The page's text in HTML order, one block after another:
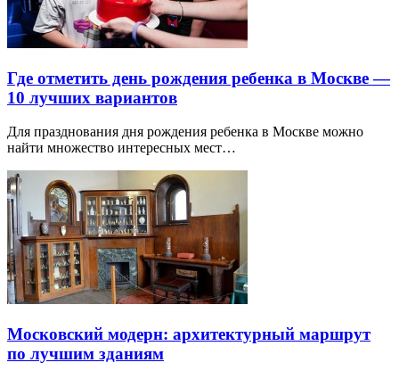
Где отметить день рождения ребенка в Москве —
10 лучших вариантов
Для празднования дня рождения ребенка в Москве можно
найти множество интересных мест…
Московский модерн: архитектурный маршрут
по лучшим зданиям